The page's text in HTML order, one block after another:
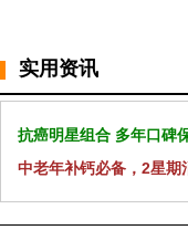
实用资讯
抗癌明星组合 多年口碑
中老年补钙必备，2星期